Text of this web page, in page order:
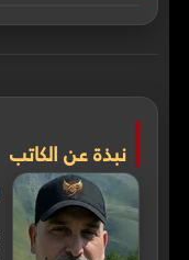
نبذة عن الكاتب